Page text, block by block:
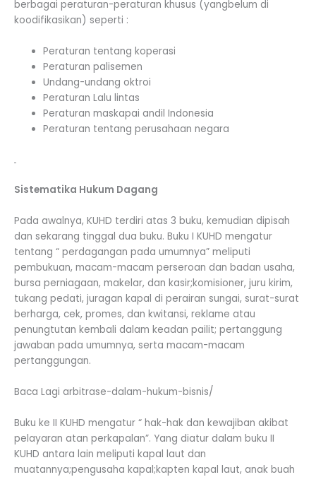
berbagai peraturan-peraturan khusus (yangbelum di
koodifikasikan) seperti :
Peraturan tentang koperasi
Peraturan palisemen
Undang-undang oktroi
Peraturan Lalu lintas
Peraturan maskapai andil Indonesia
Peraturan tentang perusahaan negara
Sistematika Hukum Dagang
Pada awalnya, KUHD terdiri atas 3 buku, kemudian dipisah
dan sekarang tinggal dua buku. Buku I KUHD mengatur
tentang “ perdagangan pada umumnya” meliputi
pembukuan, macam-macam perseroan dan badan usaha,
bursa perniagaan, makelar, dan kasir;komisioner, juru kirim,
tukang pedati, juragan kapal di perairan sungai, surat-surat
berharga, cek, promes, dan kwitansi, reklame atau
penungtutan kembali dalam keadan pailit; pertanggung
jawaban pada umumnya, serta macam-macam
pertanggungan.
Baca Lagi arbitrase-dalam-hukum-bisnis/
Buku ke II KUHD mengatur “ hak-hak dan kewajiban akibat
pelayaran atan perkapalan”. Yang diatur dalam buku II
KUHD antara lain meliputi kapal laut dan
muatannya;pengusaha kapal;kapten kapal laut, anak buah